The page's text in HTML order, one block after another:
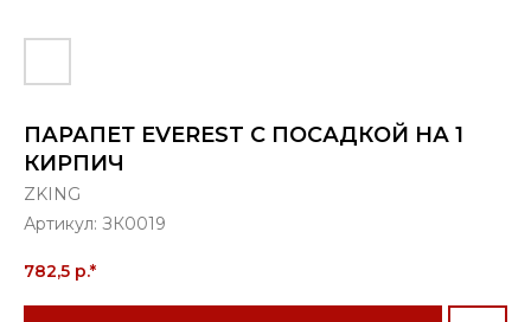
ПАРАПЕТ EVEREST С ПОСАДКОЙ НА 1
КИРПИЧ
ZKING
Артикул: ЗК0019
782,5 р.*